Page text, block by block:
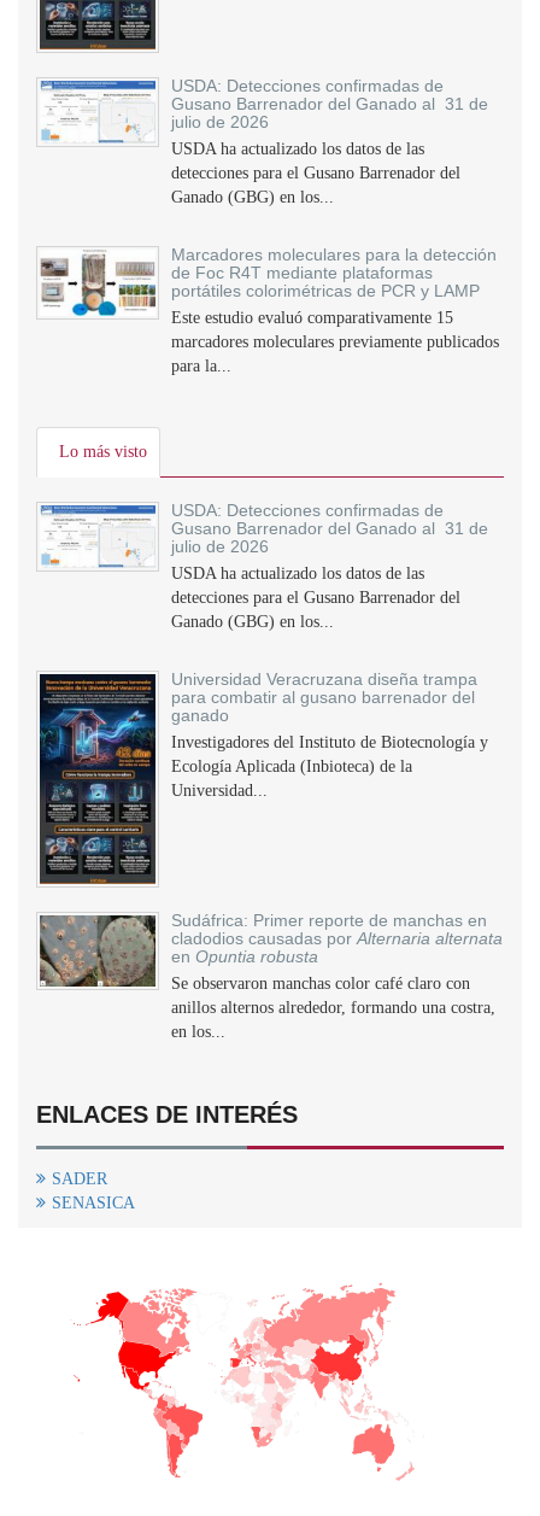
USDA: Detecciones confirmadas de
Gusano Barrenador del Ganado al 31 de
julio de 2026
USDA ha actualizado los datos de las
detecciones para el Gusano Barrenador del
Ganado (GBG) en los...
Marcadores moleculares para la detección
de Foc R4T mediante plataformas
portátiles colorimétricas de PCR y LAMP
Este estudio evaluó comparativamente 15
marcadores moleculares previamente publicados
para la...
Lo más visto
USDA: Detecciones confirmadas de
Gusano Barrenador del Ganado al 31 de
julio de 2026
USDA ha actualizado los datos de las
detecciones para el Gusano Barrenador del
Ganado (GBG) en los...
Universidad Veracruzana diseña trampa
para combatir al gusano barrenador del
ganado
Investigadores del Instituto de Biotecnología y
Ecología Aplicada (Inbioteca) de la
Universidad...
Sudáfrica: Primer reporte de manchas en
cladodios causadas por Alternaria alternata
en Opuntia robusta
Se observaron manchas color café claro con
anillos alternos alrededor, formando una costra,
en los...
ENLACES DE INTERÉS
SADER
SENASICA